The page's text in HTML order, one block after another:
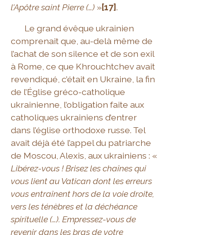
l’Apôtre saint Pierre (…) »[17].
Le grand évêque ukrainien
comprenait que, au-delà même de
l’achat de son silence et de son exil
à Rome, ce que Khrouchtchev avait
revendiqué, c’était en Ukraine, la fin
de l’Église gréco-catholique
ukrainienne, l’obligation faite aux
catholiques ukrainiens d’entrer
dans l’église orthodoxe russe. Tel
avait déjà été l’appel du patriarche
de Moscou, Alexis, aux ukrainiens : «
Libérez-vous ! Brisez les chaînes qui
vous lient au Vatican dont les erreurs
vous entraînent hors de la voie droite,
vers les ténèbres et la déchéance
spirituelle (…). Empressez-vous de
revenir dans les bras de votre